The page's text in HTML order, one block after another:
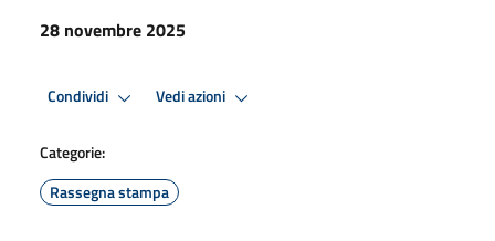
28 novembre 2025
Condividi Vedi azioni
Categorie:
Rassegna stampa